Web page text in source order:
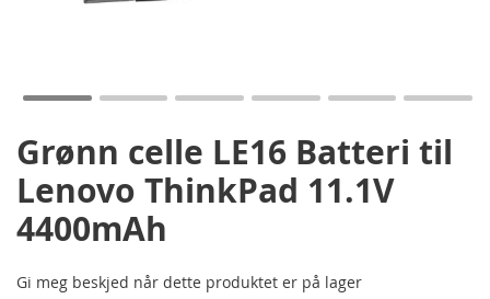
Grønn celle LE16 Batteri til
Lenovo ThinkPad 11.1V
4400mAh
Gi meg beskjed når dette produktet er på lager
bildegalleri